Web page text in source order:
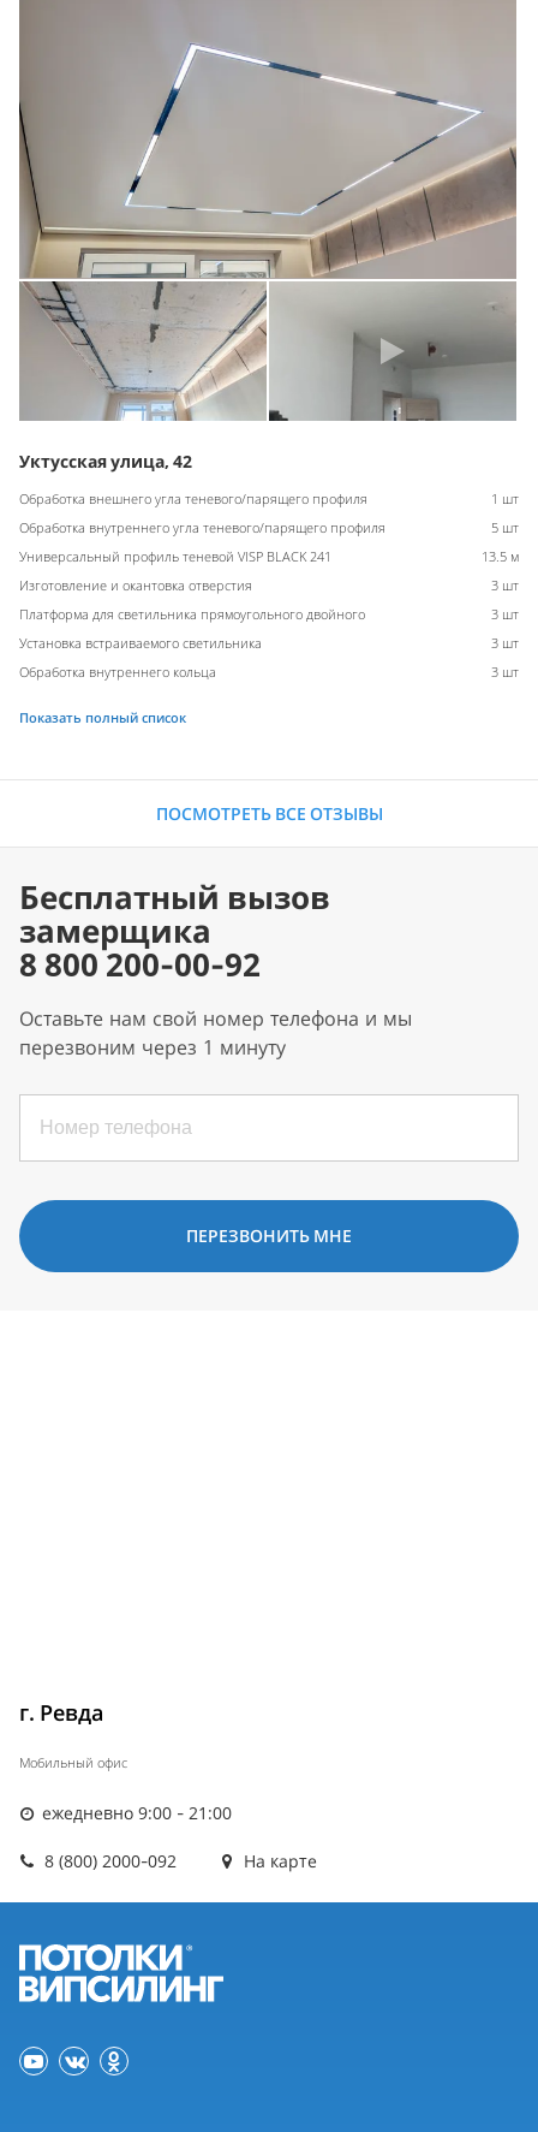
Уктусская улица, 42
Обработка внешнего угла теневого/парящего профиля
1 шт
Обработка внутреннего угла теневого/парящего профиля
5 шт
Универсальный профиль теневой VISP BLACK 241
13.5 м
Изготовление и окантовка отверстия
3 шт
Платформа для светильника прямоугольного двойного
3 шт
Установка встраиваемого светильника
3 шт
Обработка внутреннего кольца
3 шт
Показать полный список
ПОСМОТРЕТЬ ВСЕ ОТЗЫВЫ
Бесплатный вызов
замерщика
8 800 200-00-92
Оставьте нам свой номер телефона и мы
перезвоним через 1 минуту
ПЕРЕЗВОНИТЬ МНЕ
г. Ревда
Мобильный офис
ежедневно 9:00 - 21:00
8 (800) 2000-092 На карте